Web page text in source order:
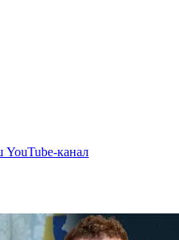
канал